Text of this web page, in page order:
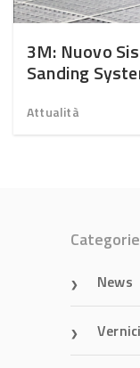
3M: Nuovo
Sanding
Attualità
Categorie
News
Vernici